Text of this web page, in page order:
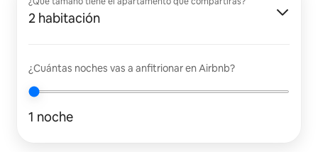
2 habitación
¿Cuántas noches vas a anfitrionar en Airbnb?
1 noche